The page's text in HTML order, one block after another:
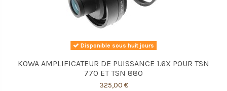
Disponible sous huit jours
KOWA AMPLIFICATEUR DE PUISSANCE 1.6X POUR TSN
770 ET TSN 880
325,00 €